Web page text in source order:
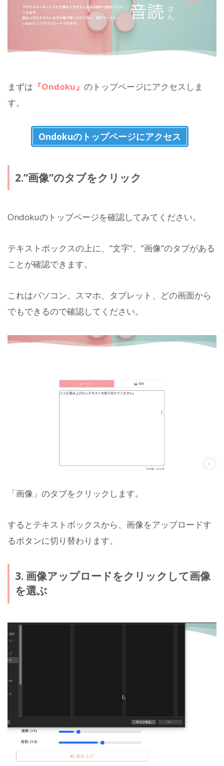
まずは 『Ondoku』 のトップページにアクセスしま
す。
Ondokuのトップページにアクセス
2.”画像”のタブをクリック
Ondokuのトップページを確認してみてください。
テキストボックスの上に、”文字”、”画像”のタブがある
ことが確認できます。
これはパソコン、スマホ、タブレット、どの画面から
でもできるので確認してください。
「画像」のタブをクリックします。
するとテキストボックスから、画像をアップロードす
るボタンに切り替わります。
3. 画像アップロードをクリックして画像
を選ぶ